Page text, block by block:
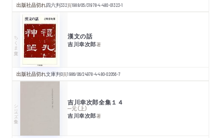
出版社品切れ四六判332頁1988/05/31978-4-480-01323-1
ちくま文庫 漢文の話
吉川幸次郎著
出版社品切れ文庫判0頁1986/06/24978-4-480-02056-7
シリーズ・全集 吉川幸次郎全集１４
─元（上）
吉川幸次郎著